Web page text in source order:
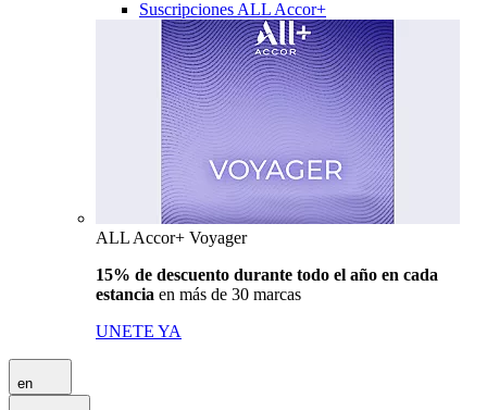
Suscripciones ALL Accor+
ALL Accor+ Voyager
15% de descuento durante todo el año en cada
estancia en más de 30 marcas
UNETE YA
en